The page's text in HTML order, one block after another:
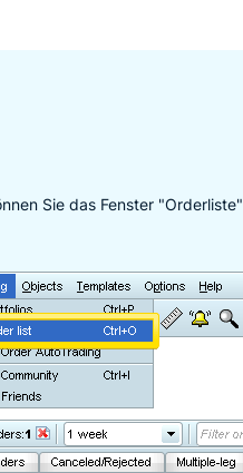
Sie das Fenster